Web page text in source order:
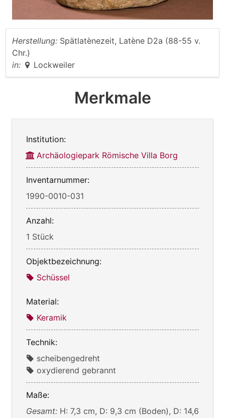
Herstellung: Spätlatènezeit, Latène D2a (88-55 v.
Chr.)
in:
Lockweiler
Merkmale
Institution:
Archäologiepark Römische Villa Borg
Inventarnummer:
1990-0010-031
Anzahl:
1 Stück
Objektbezeichnung:
Schüssel
Material:
Keramik
Technik:
scheibengedreht
oxydierend gebrannt
Maße:
Gesamt: H: 7,3 cm, D: 9,3 cm (Boden), D: 14,6